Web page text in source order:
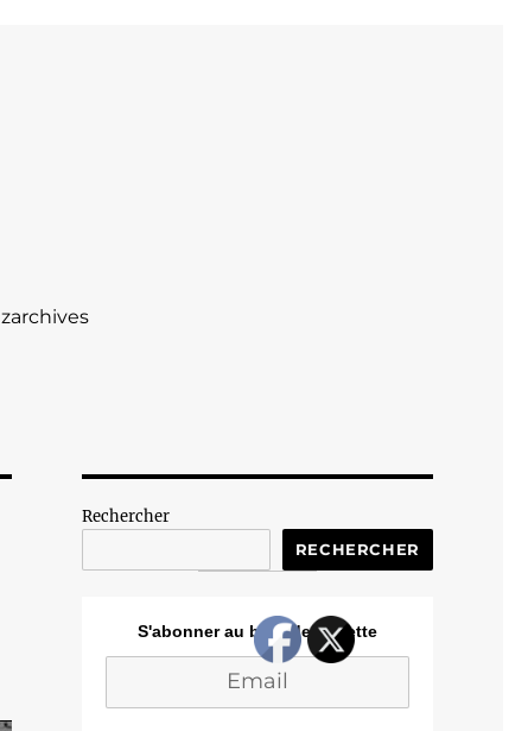
zarchives
Rechercher
RECHERCHER
S'abonner au blog de Cozette